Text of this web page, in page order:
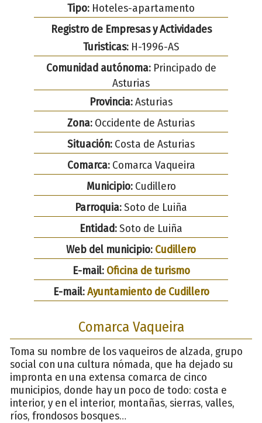
Tipo: Hoteles-apartamento
Registro de Empresas y Actividades
Turisticas:H-1996-AS
Comunidad autónoma:Principado de
Asturias
Provincia:Asturias
Zona: Occidente de Asturias
Situación: Costa de Asturias
Comarca:Comarca Vaqueira
Municipio:Cudillero
Parroquia:Soto de Luiña
Entidad:Soto de Luiña
Web del municipio: Cudillero
E-mail: Oficina de turismo
E-mail:Ayuntamiento de Cudillero
Comarca Vaqueira
Toma su nombre de los vaqueiros de alzada, grupo
social con una cultura nómada, que ha dejado su
impronta en una extensa comarca de cinco
municipios, donde hay un poco de todo: costa e
interior, y en el interior, montañas, sierras, valles,
ríos, frondosos bosques…